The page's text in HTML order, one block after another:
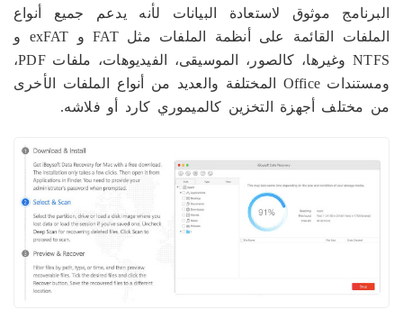
البرنامج موثوق لاستعادة البيانات لأنه يدعم جميع أنواع
الملفات القائمة على أنظمة الملفات مثل FAT و exFAT و
NTFS وغيرها، كالصور، الموسيقى، الفيديوهات، ملفات PDF،
ومستندات Office المختلفة والعديد من أنواع الملفات الأخرى
من مختلف أجهزة التخزين كالميموري كارد أو فلاشه.